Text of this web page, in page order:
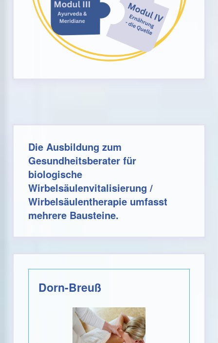
Die Ausbildung zum
Gesundheitsberater für
biologische
Wirbelsäulenvitalisierung /
Wirbelsäulentherapie umfasst
mehrere Bausteine.
Dorn-Breuß